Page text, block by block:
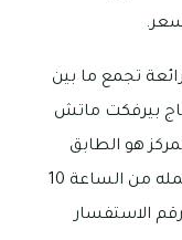
سعر.
تجمع ما بين
بيرفكت ماتش
هو الطابق
الأرضي من برج الجواهر 2، وتبدأ ساعات عمله من الساعة 10
ورقم الاستفسار